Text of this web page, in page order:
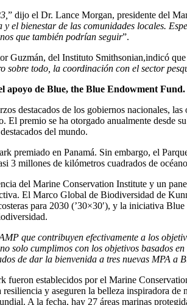
” dijo el Dr. Lance Morgan, presidente del
el bienestar de las comunidades locales.
que también podrían seguir”.
Guzmán, del Instituto Smithsonian,indicó que
sobre todo, la coordinación con el sector
apoyo de Blue, the Blue Endowment Fund.
destacados de los gobiernos nacionales,
El premio se ha otorgado anualmente desde
del mundo.
premiado en Panamá. Sin embargo, el
3 millones de kilómetros cuadrados de
del Marine Conservation Institute y un
El Marco Global de Biodiversidad de
para 2030 (’30×30′), y la iniciativa
que contribuyen efectivamente a los
solo cumplimos con los objetivos basados
de dar la bienvenida a tres nuevas MPA a
fueron establecidos por el Marine
y aseguren la belleza inspiradora
A la fecha, hay 27 áreas marinas